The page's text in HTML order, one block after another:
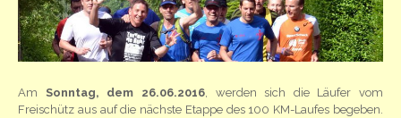
Am Sonntag, dem 26.06.2016, werden sich die Läufer vom
Freischütz aus auf die nächste Etappe des 100 KM-Laufes begeben.